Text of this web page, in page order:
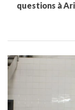
questions à